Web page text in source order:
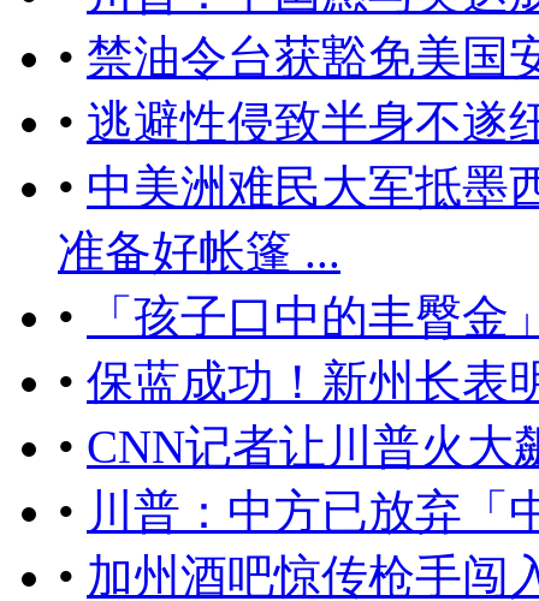
• 禁油令台获豁免美国
• 逃避性侵致半身不遂
• 中美洲难民大军抵墨
准备好帐篷 ...
•
「孩子口中的丰臀
• 保蓝成功！新州长表
• CNN记者让川普火大
• 川普：中方已放弃「
• 加州酒吧惊传枪手闯